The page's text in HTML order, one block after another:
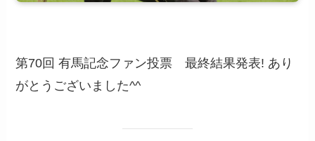
第70回 有馬記念ファン投票 最終結果発表! あり
がとうございました^^